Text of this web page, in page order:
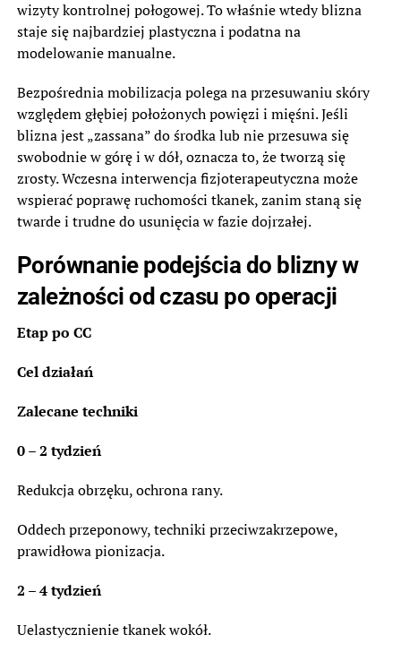
wizyty kontrolnej połogowej. To właśnie wtedy blizna
staje się najbardziej plastyczna i podatna na
modelowanie manualne.
Bezpośrednia mobilizacja polega na przesuwaniu skóry
względem głębiej położonych powięzi i mięśni. Jeśli
blizna jest „zassana” do środka lub nie przesuwa się
swobodnie w górę i w dół, oznacza to, że tworzą się
zrosty. Wczesna interwencja fizjoterapeutyczna może
wspierać poprawę ruchomości tkanek, zanim staną się
twarde i trudne do usunięcia w fazie dojrzałej.
Porównanie podejścia do blizny w
zależności od czasu po operacji
Etap po CC
Cel działań
Zalecane techniki
0 – 2 tydzień
Redukcja obrzęku, ochrona rany.
Oddech przeponowy, techniki przeciwzakrzepowe,
prawidłowa pionizacja.
2 – 4 tydzień
Uelastycznienie tkanek wokół.